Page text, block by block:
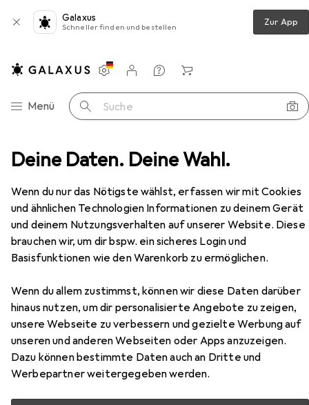
Deine Daten. Deine Wahl.
Wenn du nur das Nötigste wählst, erfassen wir mit Cookies
und ähnlichen Technologien Informationen zu deinem Gerät
und deinem Nutzungsverhalten auf unserer Website. Diese
brauchen wir, um dir bspw. ein sicheres Login und
Basisfunktionen wie den Warenkorb zu ermöglichen.
Wenn du allem zustimmst, können wir diese Daten darüber
hinaus nutzen, um dir personalisierte Angebote zu zeigen,
unsere Webseite zu verbessern und gezielte Werbung auf
unseren und anderen Webseiten oder Apps anzuzeigen.
Dazu können bestimmte Daten auch an Dritte und
Werbepartner weitergegeben werden.
Galaxus
Schneller finden und bestellen Zur App
Navigation nach Kategorien
Menü Suche
Einstellungen
Kundenkonto
Vergleichslisten
Merklisten
Warenkorb
Türgarnitur Glutz Schutztürschilder aussen 52102